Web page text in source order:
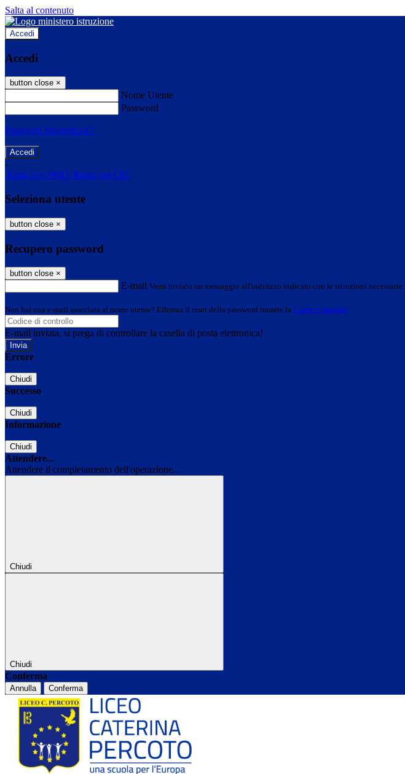
Salta al contenuto
Accedi
Accedi
button close ×
Nome Utente
Password
Password dimenticata?
-
Entra con SPID Entra con CIE
Seleziona utente
button close ×
Recupero password
button close ×
E-mail Verrà inviato un messaggio all'indirizzo indicato con le istruzioni necessarie.
Non hai una e-mail associata al nome utente? Effettua il reset della password tramite la Login Spaggiari
E-mail inviata, si prega di controllare la casella di posta elettronica!
Errore
Chiudi
Successo
Chiudi
Informazione
Chiudi
Attendere...
Attendere il completamento dell'operazione...
Chiudi
Chiudi
Conferma
Annulla Conferma